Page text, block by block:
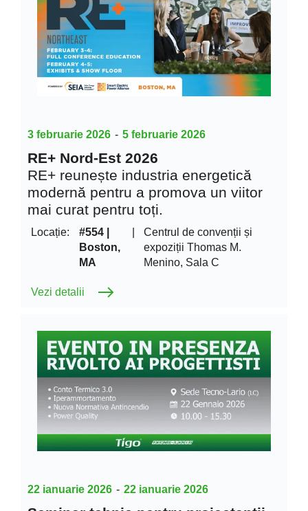
3 februarie 2026 - 5 februarie 2026
RE+ Nord-Est 2026
RE+ reunește industria energetică
modernă pentru a promova un viitor
mai curat pentru toți.
Locație:
#554 |
Boston,
MA
Centrul de convenții și
expoziții Thomas M.
Menino, Sala C
Vezi detalii
22 ianuarie 2026 - 22 ianuarie 2026